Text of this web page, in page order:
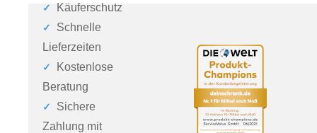
Käuferschutz
Schnelle
Lieferzeiten
Kostenlose
Beratung
Sichere
Zahlung mit